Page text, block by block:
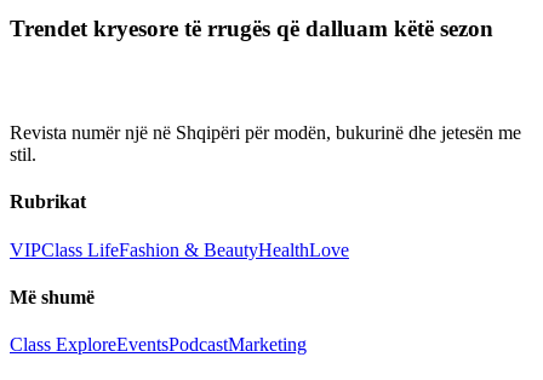
Trendet kryesore të rrugës që dalluam këtë sezon
Revista numër një në Shqipëri për modën, bukurinë dhe jetesën me
stil.
Rubrikat
VIPClass LifeFashion & BeautyHealthLove
Më shumë
Class ExploreEventsPodcastMarketing